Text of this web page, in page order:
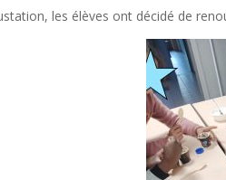
les élèves ont décidé de